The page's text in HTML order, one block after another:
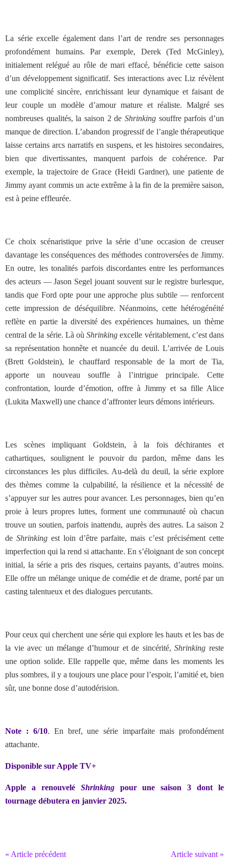
La série excelle également dans l’art de rendre ses personnages
profondément humains. Par exemple, Derek (Ted McGinley),
initialement relégué au rôle de mari effacé, bénéficie cette saison
d’un développement significatif. Ses interactions avec Liz révèlent
une complicité sincère, enrichissant leur dynamique et faisant de
leur couple un modèle d’amour mature et réaliste. Malgré ses
nombreuses qualités, la saison 2 de Shrinking souffre parfois d’un
manque de direction. L’abandon progressif de l’angle thérapeutique
laisse certains arcs narratifs en suspens, et les histoires secondaires,
bien que divertissantes, manquent parfois de cohérence. Par
exemple, la trajectoire de Grace (Heidi Gardner), une patiente de
Jimmy ayant commis un acte extrême à la fin de la première saison,
est à peine effleurée.
Ce choix scénaristique prive la série d’une occasion de creuser
davantage les conséquences des méthodes controversées de Jimmy.
En outre, les tonalités parfois discordantes entre les performances
des acteurs — Jason Segel jouant souvent sur le registre burlesque,
tandis que Ford opte pour une approche plus subtile — renforcent
cette impression de déséquilibre. Néanmoins, cette hétérogénéité
reflète en partie la diversité des expériences humaines, un thème
central de la série. Là oùShrinking excelle véritablement, c’est dans
sa représentation honnête et nuancée du deuil. L’arrivée de Louis
(Brett Goldstein), le chauffard responsable de la mort de Tia,
apporte un nouveau souffle à l’intrigue principale. Cette
confrontation, lourde d’émotion, offre à Jimmy et sa fille Alice
(Lukita Maxwell) une chance d’affronter leurs démons intérieurs.
Les scènes impliquant Goldstein, à la fois déchirantes et
cathartiques, soulignent le pouvoir du pardon, même dans les
circonstances les plus difficiles. Au-delà du deuil, la série explore
des thèmes comme la culpabilité, la résilience et la nécessité de
s’appuyer sur les autres pour avancer. Les personnages, bien qu’en
proie à leurs propres luttes, forment une communauté où chacun
trouve un soutien, parfois inattendu, auprès des autres. La saison 2
de Shrinkingest loin d’être parfaite, mais c’est précisément cette
imperfection qui la rend si attachante. En s’éloignant de son concept
initial, la série a pris des risques, certains payants, d’autres moins.
Elle offre un mélange unique de comédie et de drame, porté par un
casting talentueux et des dialogues percutants.
Pour ceux qui cherchent une série qui explore les hauts et les bas de
la vie avec un mélange d’humour et de sincérité,Shrinking reste
une option solide. Elle rappelle que, même dans les moments les
plus sombres, il y a toujours une place pour l’espoir, l’amitié et, bien
sûr, une bonne dose d’autodérision.
Note : 6/10. En bref, une série imparfaite mais profondément
attachante.
Disponible sur Apple TV+
Apple a renouvelé Shrinkingpour une saison 3 dont le
tournage débutera en janvier 2025.
« Article précédent Article suivant »